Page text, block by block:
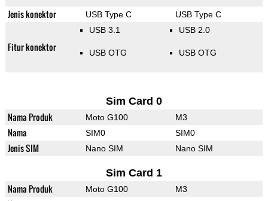
Jenis konektor USB Type C USB Type C
Fitur konektor
USB 3.1
USB OTG
USB 2.0
USB OTG
Sim Card 0
Nama Produk Moto G100 M3
Nama SIM0 SIM0
Jenis SIM Nano SIM Nano SIM
Sim Card 1
Nama Produk Moto G100 M3